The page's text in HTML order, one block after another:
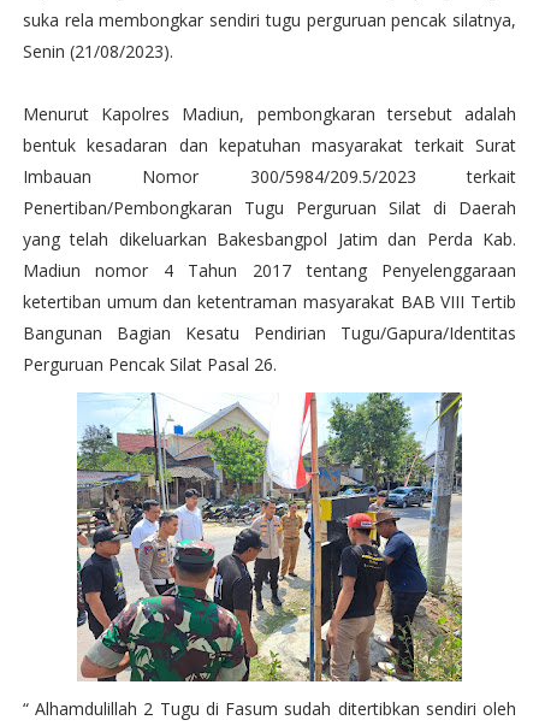
suka rela membongkar sendiri tugu perguruan pencak silatnya,
Senin (21/08/2023).
Menurut Kapolres Madiun, pembongkaran tersebut adalah
bentuk kesadaran dan kepatuhan masyarakat terkait Surat
Imbauan Nomor 300/5984/209.5/2023 terkait
Penertiban/Pembongkaran Tugu Perguruan Silat di Daerah
yang telah dikeluarkan Bakesbangpol Jatim dan Perda Kab.
Madiun nomor 4 Tahun 2017 tentang Penyelenggaraan
ketertiban umum dan ketentraman masyarakat BAB VIII Tertib
Bangunan Bagian Kesatu Pendirian Tugu/Gapura/Identitas
Perguruan Pencak Silat Pasal 26.
“ Alhamdulillah 2 Tugu di Fasum sudah ditertibkan sendiri oleh